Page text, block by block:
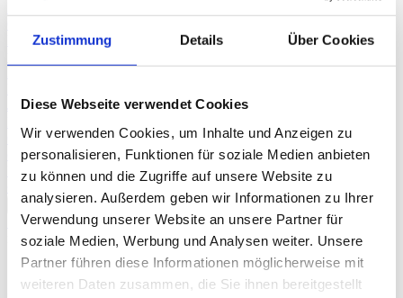
Zustimmung Details Über Cookies
Diese Webseite verwendet Cookies
Wir verwenden Cookies, um Inhalte und Anzeigen zu
personalisieren, Funktionen für soziale Medien anbieten
zu können und die Zugriffe auf unsere Website zu
analysieren. Außerdem geben wir Informationen zu Ihrer
Verwendung unserer Website an unsere Partner für
soziale Medien, Werbung und Analysen weiter. Unsere
Partner führen diese Informationen möglicherweise mit
weiteren Daten zusammen, die Sie ihnen bereitgestellt
ProduktionProduktionsleitstände Rechenzentren
NOC & 24/7-
Journal
ORF NÖ BerichtTV-Beitrag: Spezialist für Leitzentralen Fachartikel
controlroomsProduktportfolio auf einen Blick
Über uns
Beratung anfragen→
Start/Schlagwort: Barco TruePix gewinnt den Inavation Award 2023
in der Kategorie "Display"
Schlagwort: Barco TruePix gewinnt den